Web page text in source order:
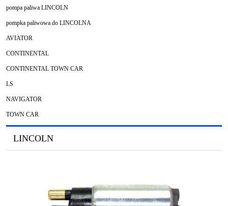
pompa paliwa LINCOLN
pompka paliwowa do LINCOLNA
AVIATOR
CONTINENTAL
CONTINENTAL TOWN CAR
LS
NAVIGATOR
TOWN CAR
LINCOLN